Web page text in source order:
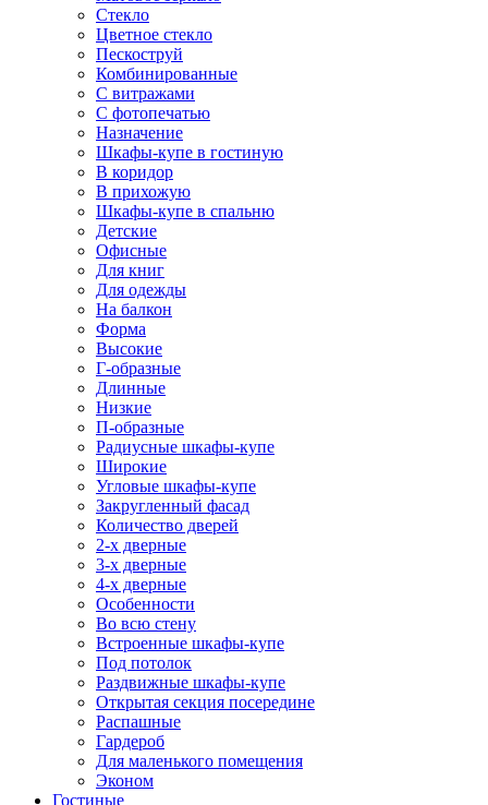
Стекло
Цветное стекло
Пескоструй
Комбинированные
С витражами
С фотопечатью
Назначение
Шкафы-купе в гостиную
В коридор
В прихожую
Шкафы-купе в спальню
Детские
Офисные
Для книг
Для одежды
На балкон
Форма
Высокие
Г-образные
Длинные
Низкие
П-образные
Радиусные шкафы-купе
Широкие
Угловые шкафы-купе
Закругленный фасад
Количество дверей
2-х дверные
3-х дверные
4-х дверные
Особенности
Во всю стену
Встроенные шкафы-купе
Под потолок
Раздвижные шкафы-купе
Открытая секция посередине
Распашные
Гардероб
Для маленького помещения
Эконом
Гостиные